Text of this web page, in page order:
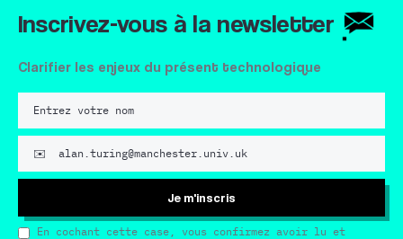
Inscrivez-vous à la newsletter
Clarifier les enjeux du présent technologique
Je m'inscris
En cochant cette case, vous confirmez avoir lu et